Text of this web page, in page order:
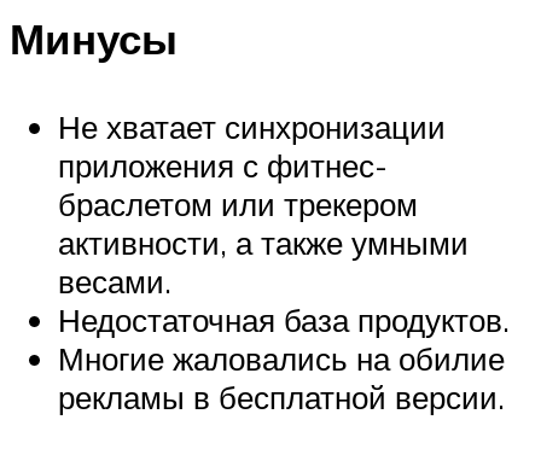
Минусы
Не хватает синхронизации
приложения с фитнес-
браслетом или трекером
активности, а также умными
весами.
Недостаточная база продуктов.
Многие жаловались на обилие
рекламы в бесплатной версии.